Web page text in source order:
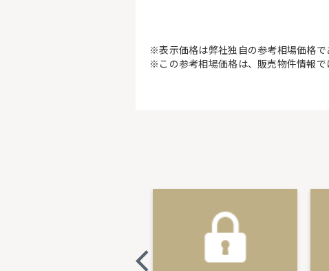
※表示価格は弊社独自の参考相場価格で
※この参考相場価格は、販売物件情報で